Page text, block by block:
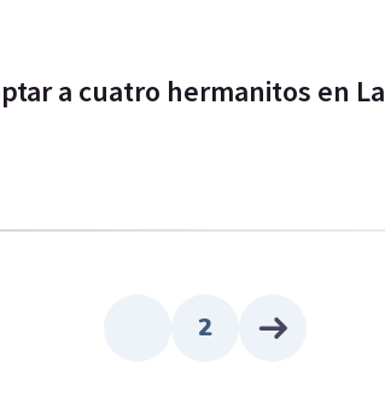
a cuatro hermanitos en La
2